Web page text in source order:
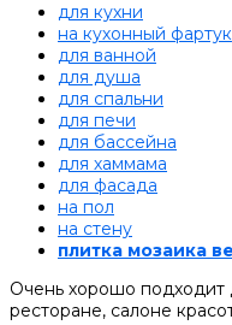
для кухни
на кухонный фартук
для ванной
для душа
для спальни
для печи
для бассейна
для хаммама
для фасада
на пол
на стену
плитка мозаика
Очень хорошо подходит
ресторане, салоне